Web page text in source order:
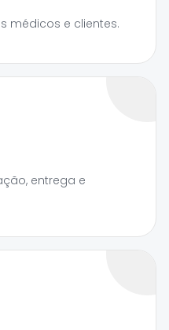
médicos e clientes.
entrega e